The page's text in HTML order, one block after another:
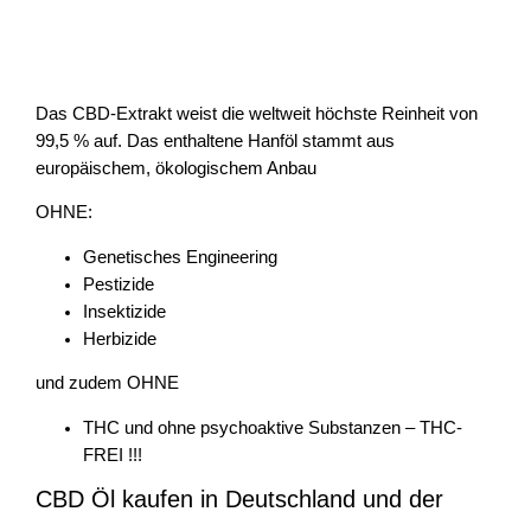
Das CBD-Extrakt weist die weltweit höchste Reinheit von
99,5 % auf. Das enthaltene Hanföl stammt aus
europäischem, ökologischem Anbau
OHNE:
Genetisches Engineering
Pestizide
Insektizide
Herbizide
und zudem OHNE
THC und ohne psychoaktive Substanzen – THC-
FREI !!!
CBD Öl kaufen in Deutschland und der